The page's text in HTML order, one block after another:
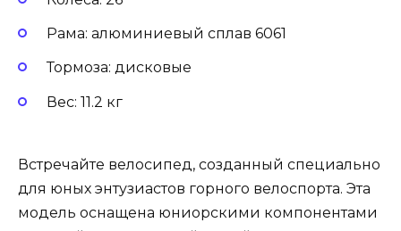
Рама: алюминиевый сплав 6061
Тормоза: дисковые
Вес: 11.2 кг
Встречайте велосипед, созданный специально
для юных энтузиастов горного велоспорта. Эта
модель оснащена юниорскими компонентами